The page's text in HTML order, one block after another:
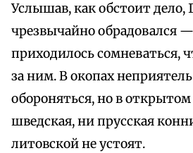
Услышав, как обстоит дело,
чрезвычайно обрадовался
приходилось сомневаться,
за ним. В окопах
обороняться, но в
шведская, ни прусская
литовской не устоят.